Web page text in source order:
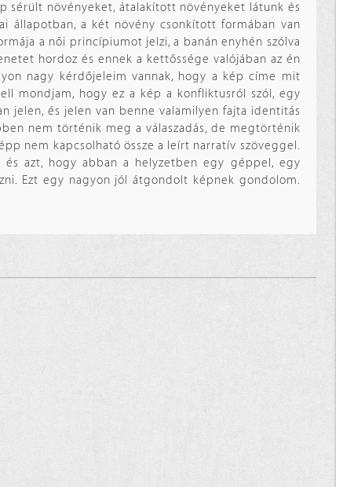
sérült növényeket, átalakított növényeket látunk és
állapotban, a két növény csonkított formában van
a női princípiumot jelzi, a banán enyhén szólva
hordoz és ennek a kettőssége valójában az én
nagy kérdőjeleim vannak, hogy a kép címe mit
mondjam, hogy ez a kép a konfliktusról szól, egy
jelen, és jelen van benne valamilyen fajta identitás
nem történik meg a válaszadás, de megtörténik
nem kapcsolható össze a leírt narratív szöveggel.
azt, hogy abban a helyzetben egy géppel, egy
Ezt egy nagyon jól átgondolt képnek gondolom.